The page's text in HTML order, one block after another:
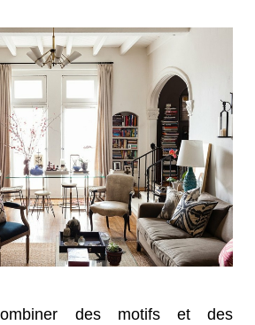
des motifs et des